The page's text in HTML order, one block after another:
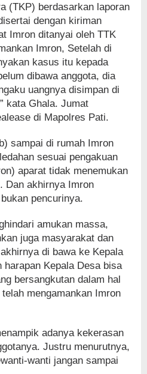
(TKP) berdasarkan laporan
dengan kiriman
Imron ditanyai oleh TTK
Imron, Setelah di
kasus itu kepada
dibawa anggota, dia
uangnya disimpan di
kata Ghala. Jumat
di Mapolres Pati.
sampai di rumah Imron
sesuai pengakuan
aparat tidak menemukan
Dan akhirnya Imron
pencurinya.
amukan massa,
juga masyarakat dan
di bawa ke Kepala
harapan Kepala Desa bisa
bersangkutan dalam hal
mengamankan Imron
adanya kekerasan
Justru menurutnya,
wanti jangan sampai